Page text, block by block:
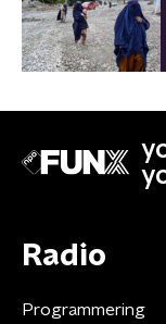
Radio
Programmering